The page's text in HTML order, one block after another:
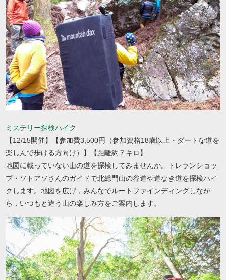
ミステリー探検ハイク
【12/15開催】【参加費3,500円（参加資格18歳以上・ダートな道を
楽しんで歩ける方向け）】【距離約７キロ】
地図に載っていない山の道を探検してみませんか。トレランショッ
プ・ソトアソさんのガイドで北総門山の谷道や道なき道を探検ハイ
クします。地図を広げ，みんなでルートファインディングしなが
ら，いつもと違う山の楽しみ方をご案内します。